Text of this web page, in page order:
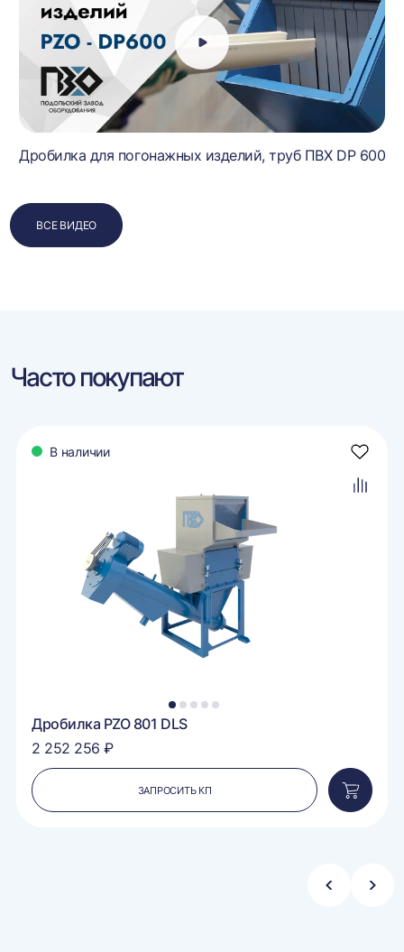
Дробилка для погонажных изделий, труб ПВХ DP 600
ВСЕ ВИДЕО
Часто покупают
В наличии
1 2 3 4 5
Дробилка PZO 801 DLS
2 252 256 ₽
ЗАПРОСИТЬ КП
в
Стрелка